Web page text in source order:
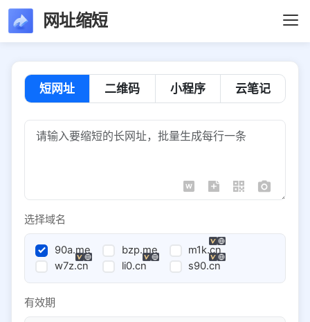
网址缩短
短网址 二维码 小程序 云笔记
选择域名
90a.me bzp.me
m1k.cn
w7z.cn
li0.cn s90.cn
有效期